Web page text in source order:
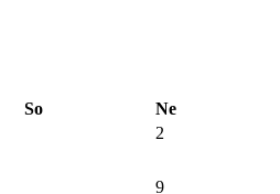
So
Ne
2
9